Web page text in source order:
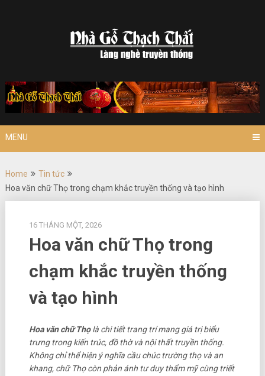
MENU
Home
Tin tức
Hoa văn chữ Thọ trong chạm khắc truyền thống và tạo hình
16 THÁNG MỘT, 2026
Hoa văn chữ Thọ trong
chạm khắc truyền thống
và tạo hình
Hoa văn chữ Thọlà chi tiết trang trí mang giá trị biểu
trưng trong kiến trúc, đồ thờ và nội thất truyền thống.
Không chỉ thể hiện ý nghĩa cầu chúc trường thọ và an
khang, chữ Thọ còn phản ánh tư duy thẩm mỹ cùng triết